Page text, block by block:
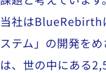
当社はBlueRebirth
ステム」の開発を
は、世の中にある